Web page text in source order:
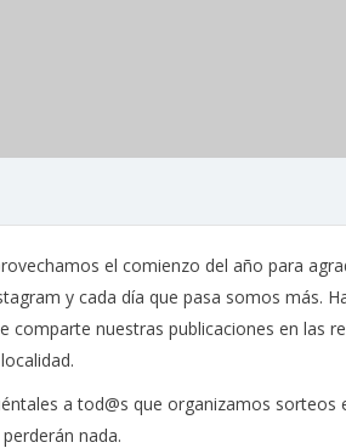
el comienzo del año para
y cada día que pasa somos más.
comparte nuestras publicaciones en las
a tod@s que organizamos
perderán nada.